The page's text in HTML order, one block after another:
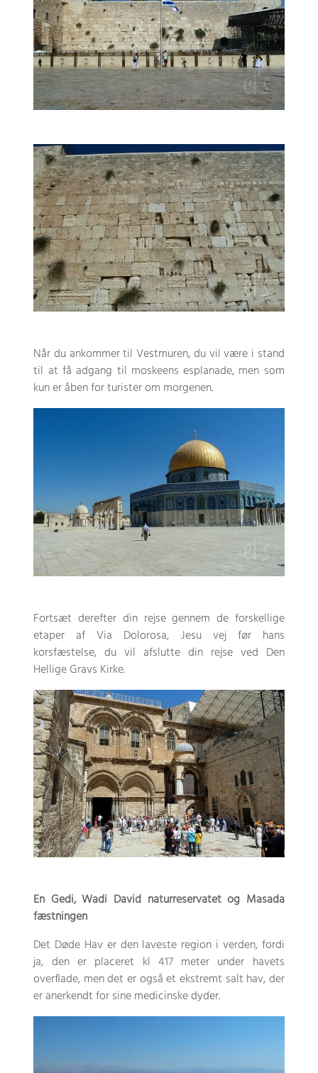
Når du ankommer til Vestmuren, du vil være i stand
til at få adgang til moskeens esplanade, men som
kun er åben for turister om morgenen.
Fortsæt derefter din rejse gennem de forskellige
etaper af Via Dolorosa, Jesu vej før hans
korsfæstelse, du vil afslutte din rejse ved Den
Hellige Gravs Kirke.
En Gedi, Wadi David naturreservatet og Masada
fæstningen
Det Døde Hav er den laveste region i verden, fordi
ja, den er placeret kl 417 meter under havets
overflade, men det er også et ekstremt salt hav, der
er anerkendt for sine medicinske dyder.